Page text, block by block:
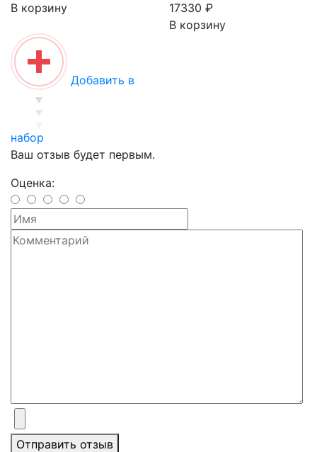
В корзину
17330 ₽
В корзину
Добавить в
набор
Ваш отзыв будет первым.
Оценка:
Отправить отзыв